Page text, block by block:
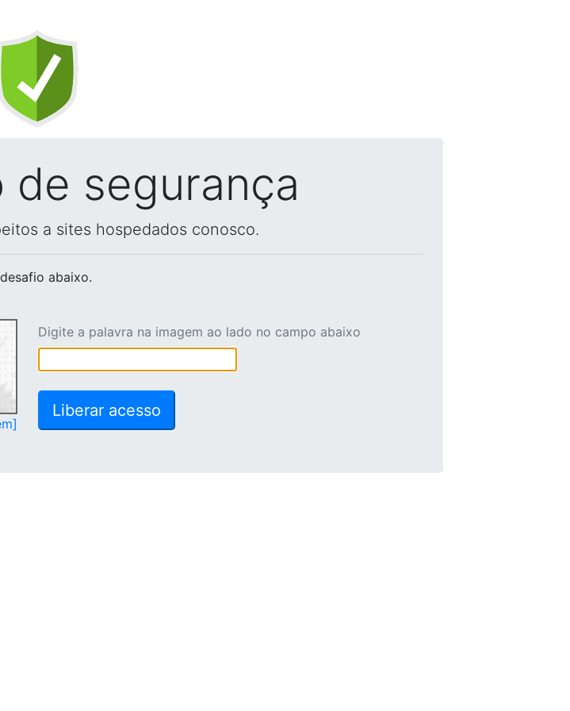
de segurança
a sites hospedados conosco.
abaixo.
Digite a palavra na imagem ao lado no campo abaixo